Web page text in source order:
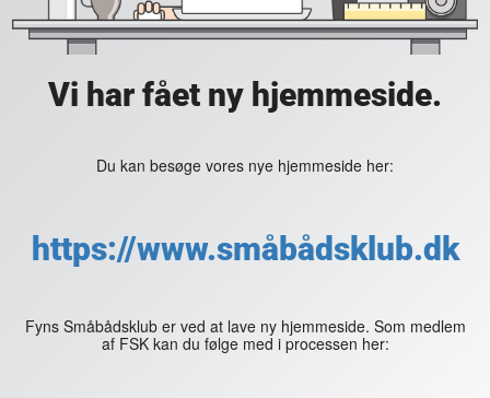
Vi har fået ny hjemmeside.
Du kan besøge vores nye hjemmeside her:
https://www.småbådsklub.dk
Fyns Småbådsklub er ved at lave ny hjemmeside. Som medlem
af FSK kan du følge med i processen her: